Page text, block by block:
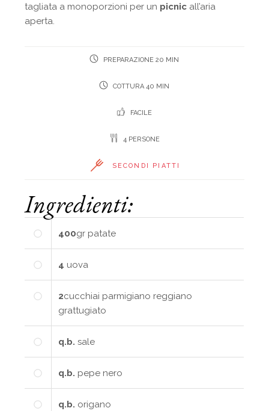
tagliata a monoporzioni per un picnic all’aria
aperta.
PREPARAZIONE 20 MIN
COTTURA 40 MIN
FACILE
4 PERSONE
SECONDI PIATTI
Ingredienti:
400gr patate
4 uova
2cucchiai parmigiano reggiano
grattugiato
q.b. sale
q.b. pepe nero
q.b. origano